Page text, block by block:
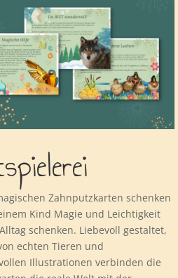
Zahnputzkarten schenken
Kind Magie und Leichtigkeit
schenken. Liebevoll gestaltet,
echten Tieren und
Illustrationen verbinden die